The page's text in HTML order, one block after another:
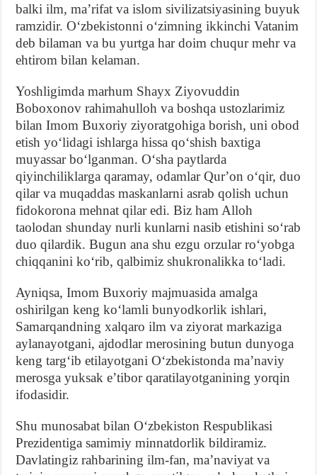
balki ilm, maʼrifat va islom sivilizatsiyasining buyuk
ramzidir. Oʻzbekistonni oʻzimning ikkinchi Vatanim
deb bilaman va bu yurtga har doim chuqur mehr va
ehtirom bilan kelaman.
Yoshligimda marhum Shayx Ziyovuddin
Boboxonov rahimahulloh va boshqa ustozlarimiz
bilan Imom Buxoriy ziyoratgohiga borish, uni obod
etish yoʻlidagi ishlarga hissa qoʻshish baxtiga
muyassar boʻlganman. Oʻsha paytlarda
qiyinchiliklarga qaramay, odamlar Qurʼon oʻqir, duo
qilar va muqaddas maskanlarni asrab qolish uchun
fidokorona mehnat qilar edi. Biz ham Alloh
taolodan shunday nurli kunlarni nasib etishini soʻrab
duo qilardik. Bugun ana shu ezgu orzular roʻyobga
chiqqanini koʻrib, qalbimiz shukronalikka toʻladi.
Ayniqsa, Imom Buxoriy majmuasida amalga
oshirilgan keng koʻlamli bunyodkorlik ishlari,
Samarqandning xalqaro ilm va ziyorat markaziga
aylanayotgani, ajdodlar merosining butun dunyoga
keng targʻib etilayotgani Oʻzbekistonda maʼnaviy
merosga yuksak eʼtibor qaratilayotganining yorqin
ifodasidir.
Shu munosabat bilan Oʻzbekiston Respublikasi
Prezidentiga samimiy minnatdorlik bildiramiz.
Davlatingiz rahbarining ilm-fan, maʼnaviyat va